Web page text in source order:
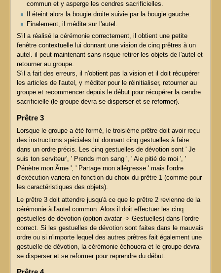
commun et y asperge les cendres sacrificielles.
Il éteint alors la bougie droite suivie par la bougie gauche.
Finalement, il médite sur l'autel.
S'il a réalisé la cérémonie correctement, il obtient une petite
fenêtre contextuelle lui donnant une vision de cinq prêtres à un
autel. il peut maintenant sans risque retirer les objets de l'autel et
retourner au groupe.
S'il a fait des erreurs, il n'obtient pas la vision et il doit récupérer
les articles de l'autel, y méditer pour le réinitialiser, retourner au
groupe et recommencer depuis le début pour récupérer la cendre
sacrificielle (le groupe devra se disperser et se reformer).
Prêtre 3
Lorsque le groupe a été formé, le troisième prêtre doit avoir reçu
des instructions spéciales lui donnant cinq gestuelles à faire
dans un ordre précis. Les cinq gestuelles de dévotion sont ' Je
suis ton serviteur', ' Prends mon sang ', ' Aie pitié de moi ', '
Pénètre mon Âme ', ' Partage mon allégresse ' mais l'ordre
d'exécution variera en fonction du choix du prêtre 1 (comme pour
les caractéristiques des objets).
Le prêtre 3 doit attendre jusqu'à ce que le prêtre 2 revienne de la
cérémonie à l'autel commun. Alors il doit effectuer les cinq
gestuelles de dévotion (option avatar -> Gestuelles) dans l'ordre
correct. Si les gestuelles de dévotion sont faites dans le mauvais
ordre ou si n'importe lequel des autres prêtres fait également une
gestuelle de dévotion, la cérémonie échouera et le groupe devra
se disperser et se reformer pour reprendre du début.